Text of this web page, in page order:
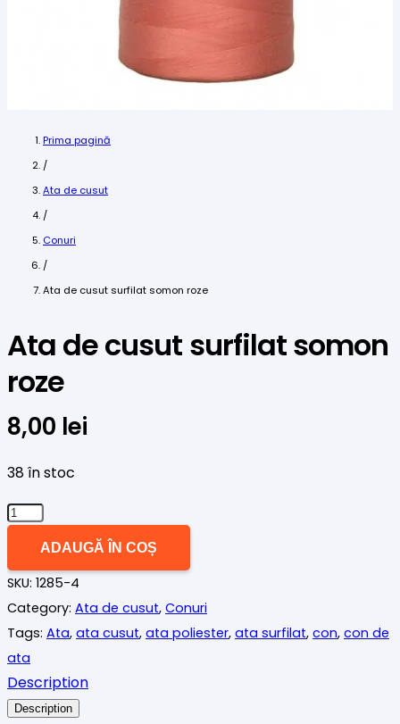
Prima pagină
/
Ata de cusut
/
Conuri
/
Ata de cusut surfilat somon roze
Ata de cusut surfilat somon
roze
8,00 lei
38 în stoc
Cantitate
cusut
surfilat
somon
roze
ADAUGĂ ÎN COȘ
SKU: 1285-4
Category: Ata de cusut, Conuri
Tags: Ata, ata cusut, ata poliester, ata surfilat, con, con de
ata
Description
Description